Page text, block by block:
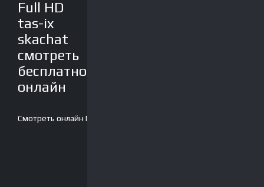
Full HD
tas-ix
skachat
смотреть
бесплатно
онлайн
Смотреть онлайн Плеер-2